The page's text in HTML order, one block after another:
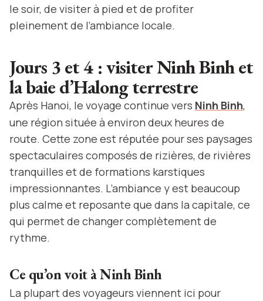
le soir, de visiter à pied et de profiter
pleinement de l’ambiance locale.
Jours 3 et 4 : visiter Ninh Binh et
la baie d’Halong terrestre
Après Hanoi, le voyage continue vers Ninh Binh,
une région située à environ deux heures de
route. Cette zone est réputée pour ses paysages
spectaculaires composés de rizières, de rivières
tranquilles et de formations karstiques
impressionnantes. L’ambiance y est beaucoup
plus calme et reposante que dans la capitale, ce
qui permet de changer complètement de
rythme.
Ce qu’on voit à Ninh Binh
La plupart des voyageurs viennent ici pour